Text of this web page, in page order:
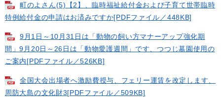
町のよさん(5)【2】、臨時福祉給付金および子育て世帯臨時
特例給付金の申請はお済みですか[PDFファイル／448KB]
9月1日～10月31日は「動物の飼い方マナーアップ強化期
間」9月20日～26日は「動物愛護週間」です、つつじ墓園使用の
ご案内[PDFファイル／526KB]
全国大会出場者へ激励費授与、フェリー運賃を改定します、
周防大島の文化財3[PDFファイル／509KB]